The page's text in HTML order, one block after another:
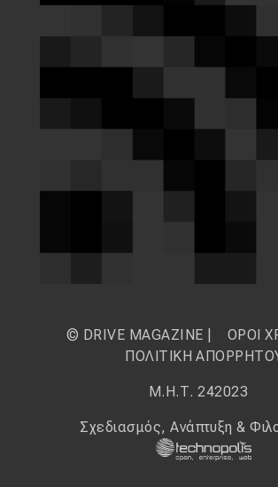
© DRIVE MAGAZINE | ΟΡΟΙ
ΠΟΛΙΤΙΚΗ
Μ.Η.Τ. 242023
Σχεδιασμός, Ανάπτυξη &